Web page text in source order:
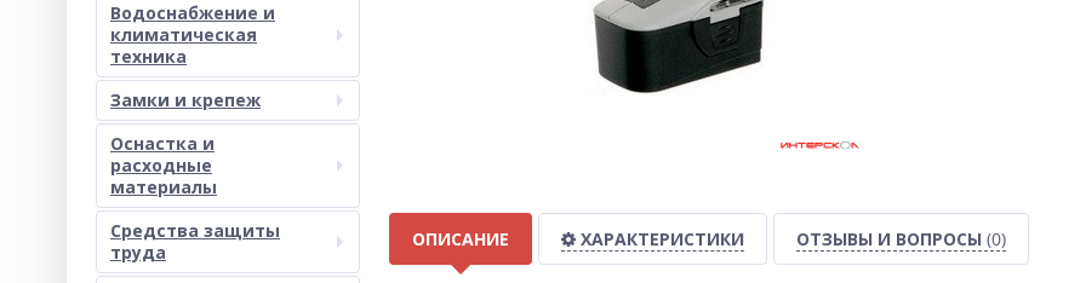
Водоснабжение и
климатическая
техника
Замки и крепеж
Оснастка и
расходные
материалы
Средства защиты
труда
ОПИСАНИЕ ХАРАКТЕРИСТИКИ ОТЗЫВЫ И ВОПРОСЫ (0)